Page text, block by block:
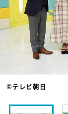
©テレビ朝日